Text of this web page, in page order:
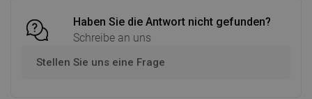
Haben Sie die Antwort nicht gefunden?
Schreibe an uns
Stellen Sie uns eine Frage